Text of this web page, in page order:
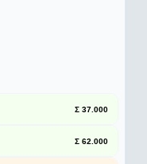
Σ 37.000
Σ 62.000